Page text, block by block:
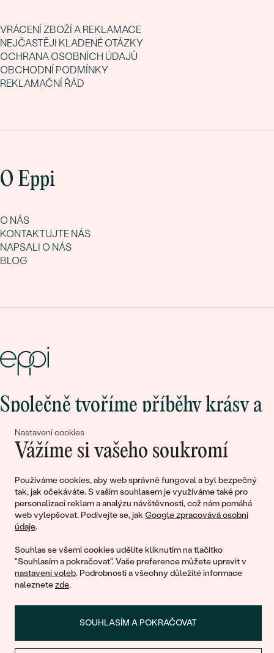
Nastavení cookies
Vážíme si vašeho soukromí
Používáme cookies, aby web správně fungoval a byl bezpečný
tak, jak očekáváte. S vaším souhlasem je využíváme také pro
personalizaci reklam a analýzu návštěvnosti, což nám pomáhá
web vylepšovat. Podívejte se, jak Google zpracovává osobní
údaje.
Souhlas se všemi cookies udělíte kliknutím na tlačítko
"Souhlasím a pokračovat". Vaše preference můžete upravit v
nastavení voleb. Podrobnosti a všechny důležité informace
naleznetezde.
SOUHLASÍM A POKRAČOVAT
VRÁCENÍ ZBOŽÍ A REKLAMACE
NEJČASTĚJI KLADENÉ OTÁZKY
OCHRANA OSOBNÍCH ÚDAJŮ
OBCHODNÍ PODMÍNKY
REKLAMAČNÍ ŘÁD
O Eppi
O NÁS
KONTAKTUJTE NÁS
NAPSALI O NÁS
BLOG
Společně tvoříme příběhy krásy a
lásky
© 2011 - 2026, Eppi.cz